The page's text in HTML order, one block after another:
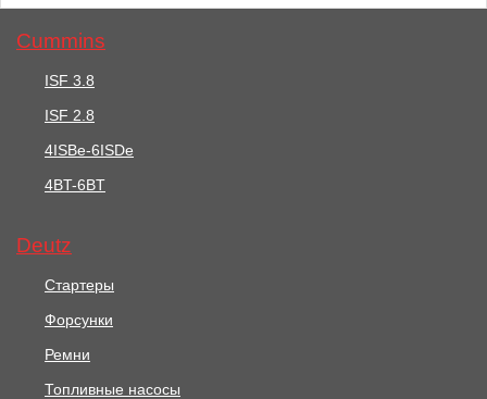
153745 руб.
Турбокомпрессор
Cummins
ISF 3.8
ISF 2.8
4ISBe-6ISDe
4BT-6BT
Deutz
Стартеры
Форсунки
Ремни
Топливные насосы